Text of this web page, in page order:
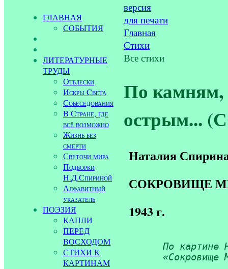
ГЛАВНАЯ
СОБЫТИЯ
ЛИТЕРАТУРНЫЕ
ТРУДЫ
Отблески
Искры Cвета
Собеседования
В Стране, где
всё возможно
Жизнь без
смерти
Светочи мира
Подборки
Н.Д.Спириной
Алфавитный
указатель
ПОЭЗИЯ
КАПЛИ
ПЕРЕД
ВОСХОДОМ
СТИХИ К
КАРТИНАМ
версия
для печати
Главная
Стихи
Все стихи
По камням,
острым...
Наталия
СОКРОВИЩЕ
1943 г.
По картине
«Сокровище